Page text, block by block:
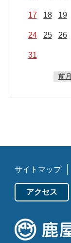
17 18 19
24 25 26
31
前月
サイトマップ
アクセス